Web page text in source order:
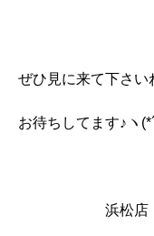
ぜひ見に来て下さい
お待ちしてます♪ヽ
浜松店